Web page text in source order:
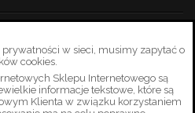
w sieci, musimy zapytać o
cookies.
Sklepu Internetowego są
informacje tekstowe, które są
Klienta w związku korzystaniem